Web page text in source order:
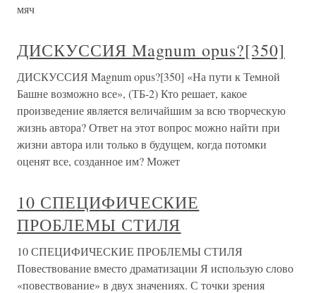
мяч
ДИСКУССИЯ Magnum opus?[350]
ДИСКУССИЯ Magnum opus?[350] «На пути к Темной
Башне возможно все», (ТБ-2) Кто решает, какое
произведение является величайшим за всю творческую
жизнь автора? Ответ на этот вопрос можно найти при
жизни автора или только в будущем, когда потомки
оценят все, созданное им? Может
10 СПЕЦИФИЧЕСКИЕ
ПРОБЛЕМЫ СТИЛЯ
10 СПЕЦИФИЧЕСКИЕ ПРОБЛЕМЫ СТИЛЯ
Повествование вместо драматизации Я использую слово
«повествование» в двух значениях. С точки зрения